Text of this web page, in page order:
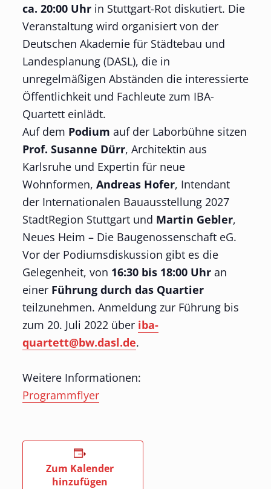
ca. 20:00 Uhrin Stuttgart-Rot diskutiert. Die
Veranstaltung wird organisiert von der
Deutschen Akademie für Städtebau und
Landesplanung (DASL), die in
unregelmäßigen Abständen die interessierte
Öffentlichkeit und Fachleute zum IBA-
Quartett einlädt.
Auf dem Podium auf der Laborbühne sitzen
Prof. Susanne Dürr, Architektin aus
Karlsruhe und Expertin für neue
Wohnformen, Andreas Hofer, Intendant
der Internationalen Bauausstellung 2027
StadtRegion Stuttgart und Martin Gebler,
Neues Heim – Die Baugenossenschaft eG.
Vor der Podiumsdiskussion gibt es die
Gelegenheit, von 16:30 bis 18:00 Uhran
einer Führung durch das Quartier
teilzunehmen. Anmeldung zur Führung bis
zum 20. Juli 2022 über iba-
quartett@bw.dasl.de.
Weitere Informationen:
Programmflyer
Zum Kalender
hinzufügen